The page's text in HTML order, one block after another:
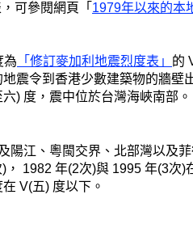
可參閱網頁「 1979年以來的本
為 「修訂麥加利地震烈度表」 的
震令到香港少數建築物的牆
) 度，震中位於台灣海峽南部。
江、粵閩交界、北部灣以及
1982 年(2次)與 1995 年(3次
V(五) 度以下。